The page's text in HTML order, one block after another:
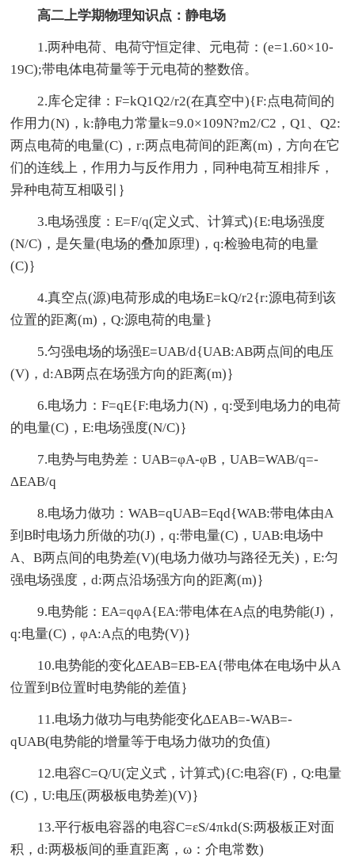
高二上学期物理知识点：静电场
1.两种电荷、电荷守恒定律、元电荷：(e=1.60×10-
19C);带电体电荷量等于元电荷的整数倍。
2.库仑定律：F=kQ1Q2/r2(在真空中){F:点电荷间的
作用力(N)，k:静电力常量k=9.0×109N?m2/C2，Q1、Q2:
两点电荷的电量(C)，r:两点电荷间的距离(m)，方向在它
们的连线上，作用力与反作用力，同种电荷互相排斥，
异种电荷互相吸引｝
3.电场强度：E=F/q(定义式、计算式){E:电场强度
(N/C)，是矢量(电场的叠加原理)，q:检验电荷的电量
(C)｝
4.真空点(源)电荷形成的电场E=kQ/r2{r:源电荷到该
位置的距离(m)，Q:源电荷的电量｝
5.匀强电场的场强E=UAB/d{UAB:AB两点间的电压
(V)，d:AB两点在场强方向的距离(m)｝
6.电场力：F=qE{F:电场力(N)，q:受到电场力的电荷
的电量(C)，E:电场强度(N/C)｝
7.电势与电势差：UAB=φA-φB，UAB=WAB/q=-
ΔEAB/q
8.电场力做功：WAB=qUAB=Eqd{WAB:带电体由A
到B时电场力所做的功(J)，q:带电量(C)，UAB:电场中
A、B两点间的电势差(V)(电场力做功与路径无关)，E:匀
强电场强度，d:两点沿场强方向的距离(m)｝
9.电势能：EA=qφA{EA:带电体在A点的电势能(J)，
q:电量(C)，φA:A点的电势(V)｝
10.电势能的变化ΔEAB=EB-EA{带电体在电场中从A
位置到B位置时电势能的差值｝
11.电场力做功与电势能变化ΔEAB=-WAB=-
qUAB(电势能的增量等于电场力做功的负值)
12.电容C=Q/U(定义式，计算式){C:电容(F)，Q:电量
(C)，U:电压(两极板电势差)(V)｝
13.平行板电容器的电容C=εS/4πkd(S:两极板正对面
积，d:两极板间的垂直距离，ω：介电常数)